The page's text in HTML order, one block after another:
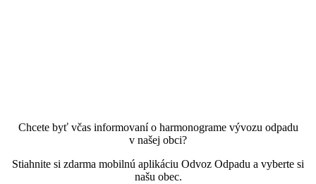
Chcete byť včas informovaní o harmonograme vývozu odpadu
v našej obci?
Stiahnite si zdarma mobilnú aplikáciu Odvoz Odpadu a vyberte si
našu obec.